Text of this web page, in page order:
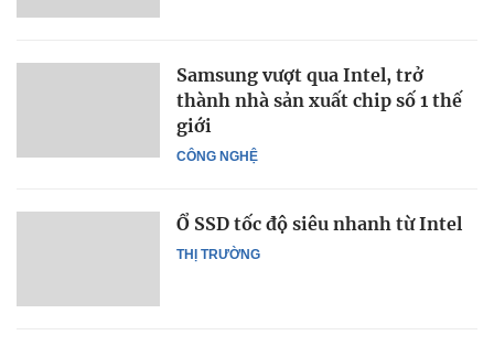
CÔNG NGHỆ
Samsung vượt qua Intel, trở
thành nhà sản xuất chip số 1 thế
giới
THỊ TRƯỜNG
Ổ SSD tốc độ siêu nhanh từ Intel